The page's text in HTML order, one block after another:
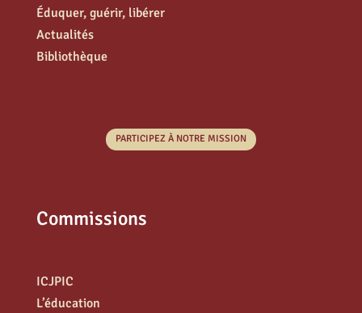
Éduquer, guérir, libérer
Actualités
Bibliothèque
PARTICIPEZ À NOTRE MISSION
Commissions
ICJPIC
L’éducation